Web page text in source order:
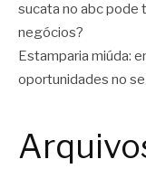
sucata no abc pode
negócios?
Estamparia miúda:
oportunidades no